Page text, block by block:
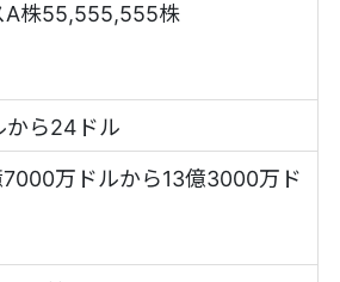
A株55,555,555株
から24ドル
7000万ドルから13億3000万ド